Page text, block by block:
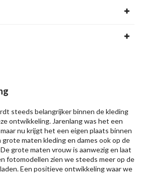
steeds belangrijker binnen de kleding
ontwikkeling. Jarenlang was het een
nu krijgt het een eigen plaats binnen
maten kleding en dames ook op de
grote maten vrouw is aanwezig en laat
fotomodellen zien we steeds meer op de
Een positieve ontwikkeling waar we